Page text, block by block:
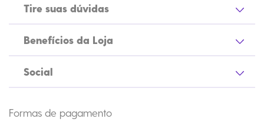
Tire suas dúvidas
Benefícios da Loja
Social
Formas de pagamento